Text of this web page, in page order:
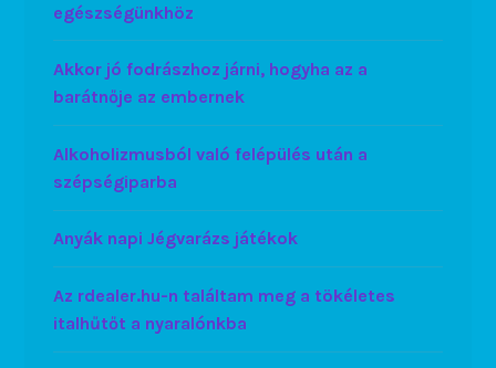
egészségünkhöz
Akkor jó fodrászhoz járni, hogyha az a
barátnője az embernek
Alkoholizmusból való felépülés után a
szépségiparba
Anyák napi Jégvarázs játékok
Az rdealer.hu-n találtam meg a tökéletes
italhűtőt a nyaralónkba